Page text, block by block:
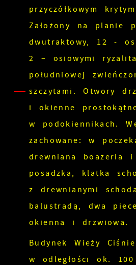
przyczółkowym
Założony na planie
dwutraktowy, 12 -
2 – osiowymi
południowej
szczytami. Otwory
i okienne
w podokiennikach.
zachowane: w
drewniana boazeria i
posadzka, klatka
z drewnianymi
balustradą, dwa
okienna i drzwiowa.
Budynek Wieży
w odległości ok. 100